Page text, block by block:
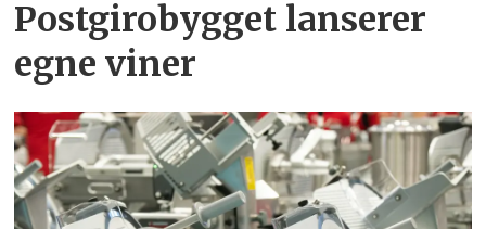
Postgirobygget lanserer
egne viner